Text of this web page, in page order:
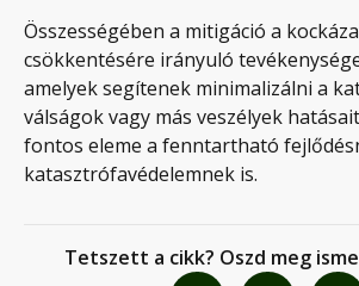
Összességében a mitigáció a
csökkentésére irányuló
amelyek segítenek minimalizálni a
válságok vagy más veszélyek
fontos eleme a fenntartható
katasztrófavédelemnek is.
Tetszett a cikk? Oszd meg